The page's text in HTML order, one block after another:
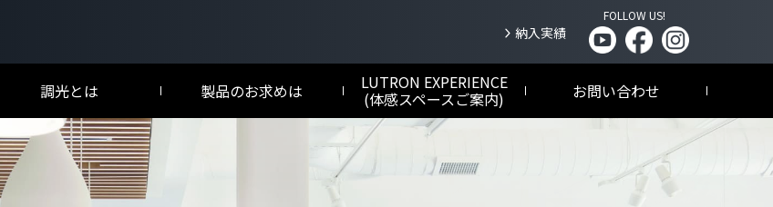
納入実績
FOLLOW US!
NEW HomeWorks
績書
調光とは
LED調光とは
DALI-2調光とは
製品のお求めは LUTRON EXPERIENCE
(体感スペースご案内) お問い合わせ